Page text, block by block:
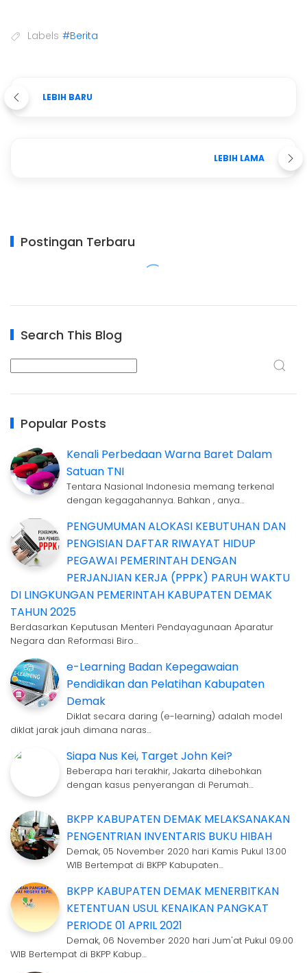
Labels #Berita
LEBIH BARU
LEBIH LAMA
Postingan Terbaru
Search This Blog
Popular Posts
Kenali Perbedaan Warna Baret Dalam
Satuan TNI
Tentara Nasional Indonesia memang terkenal
dengan kegagahannya. Bahkan , anya…
PENGUMUMAN ALOKASI KEBUTUHAN DAN
PENGISIAN DAFTAR RIWAYAT HIDUP
PEGAWAI PEMERINTAH DENGAN
PERJANJIAN KERJA (PPPK) PARUH WAKTU
DI LINGKUNGAN PEMERINTAH KABUPATEN DEMAK
TAHUN 2025
Berdasarkan Keputusan Menteri Pendayagunaan Aparatur
Negara dan Reformasi Biro…
e-Learning Badan Kepegawaian
Pendidikan dan Pelatihan Kabupaten
Demak
Diklat secara daring (e-learning) adalah model
diklat jarak jauh dimana naras…
Siapa Nus Kei, Target John Kei?
Beberapa hari terakhir, Jakarta dihebohkan
dengan kasus penyerangan di Perumah…
BKPP KABUPATEN DEMAK MELAKSANAKAN
PENGENTRIAN INVENTARIS BUKU HIBAH
Demak, 05 November 2020 hari Kamis Pukul 13.00
WIB Bertempat di BKPP Kabupaten…
BKPP KABUPATEN DEMAK MENERBITKAN
KETENTUAN USUL KENAIKAN PANGKAT
PERIODE 01 APRIL 2021
Demak, 06 November 2020 hari Jum'at Pukul 09.00
WIB Bertempat di BKPP Kabup…